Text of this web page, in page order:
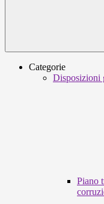
Categorie
Disposizioni
Piano